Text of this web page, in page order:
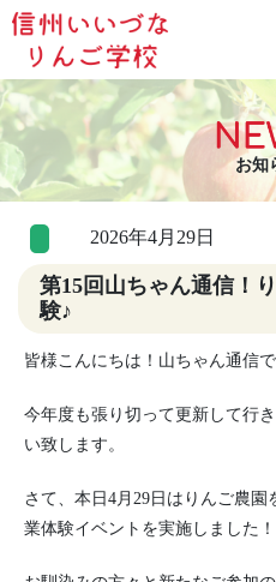
お知
2026年4月29日
第15回山ちゃん通信！
験♪
皆様こんにちは！山ちゃん通信
今年度も張り切って更新して行
い致します。
さて、本日4月29日はりんご農
業体験イベントを実施しました！